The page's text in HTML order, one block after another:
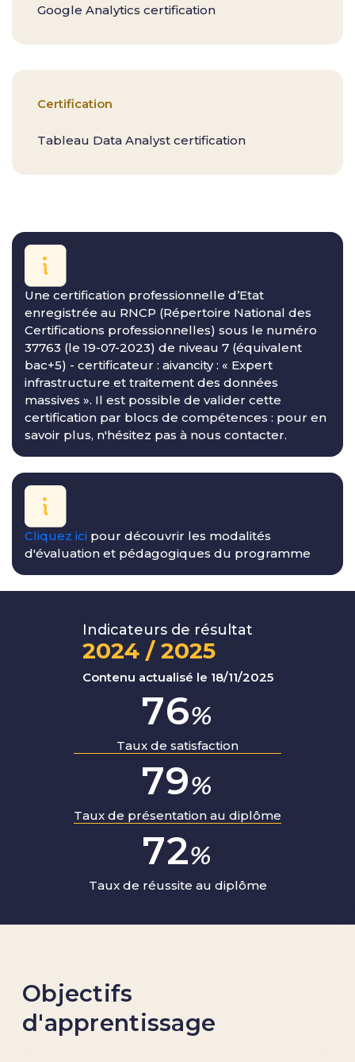
Google Analytics certification​
Certification
Tableau Data Analyst certification
Une certification professionnelle d’Etat
enregistrée au RNCP (Répertoire National des
Certifications professionnelles) sous le numéro
37763 (le 19-07-2023) de niveau 7 (équivalent
bac+5) - certificateur : aivancity : « Expert
infrastructure et traitement des données
massives ». Il est possible de valider cette
certification par blocs de compétences : pour en
savoir plus, n'hésitez pas à nous contacter.
Cliquez ici pour découvrir les modalités
d'évaluation et pédagogiques du programme
Indicateurs de résultat
2024 / 2025
Contenu actualisé le 18/11/2025
95%
Taux de satisfaction
100%
Taux de présentation au diplôme
92%
Taux de réussite au diplôme
Objectifs
d'apprentissage